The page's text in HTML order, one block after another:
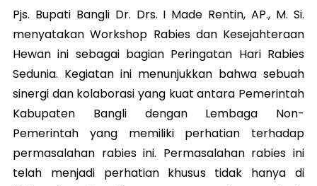
Pjs. Bupati Bangli Dr. Drs. I Made Rentin, AP., M. Si.
menyatakan Workshop Rabies dan Kesejahteraan
Hewan ini sebagai bagian Peringatan Hari Rabies
Sedunia. Kegiatan ini menunjukkan bahwa sebuah
sinergi dan kolaborasi yang kuat antara Pemerintah
Kabupaten Bangli dengan Lembaga Non-
Pemerintah yang memiliki perhatian terhadap
permasalahan rabies ini. Permasalahan rabies ini
telah menjadi perhatian khusus tidak hanya di